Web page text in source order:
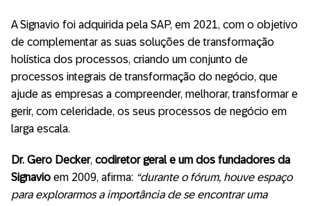
A Signavio foi adquirida pela SAP, em 2021, com o objetivo
de complementar as suas soluções de transformação
holística dos processos, criando um conjunto de
processos integrais de transformação do negócio, que
ajude as empresas a compreender, melhorar, transformar e
gerir, com celeridade, os seus processos de negócio em
larga escala.
Dr. Gero Decker, codiretor geral e um dos fundadores da
Signavio em 2009, afirma: “durante o fórum, houve espaço
para explorarmos a importância de se encontrar uma